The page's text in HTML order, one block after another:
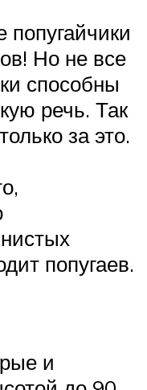
Но не все
способны
речь. Так
за это.
попугаев.
и